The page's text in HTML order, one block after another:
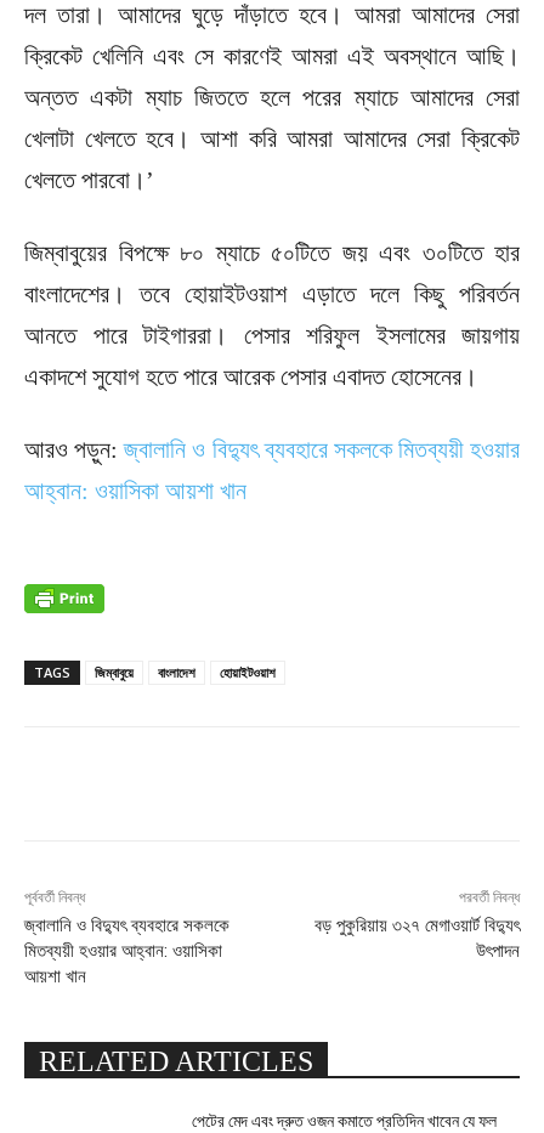
দল তারা। আমাদের ঘুড়ে দাঁড়াতে হবে। আমরা আমাদের সেরা
ক্রিকেট খেলিনি এবং সে কারণেই আমরা এই অবস্থানে আছি।
অন্তত একটা ম্যাচ জিততে হলে পরের ম্যাচে আমাদের সেরা
খেলাটা খেলতে হবে। আশা করি আমরা আমাদের সেরা ক্রিকেট
খেলতে পারবো।’
জিম্বাবুয়ের বিপক্ষে ৮০ ম্যাচে ৫০টিতে জয় এবং ৩০টিতে হার
বাংলাদেশের। তবে হোয়াইটওয়াশ এড়াতে দলে কিছু পরিবর্তন
আনতে পারে টাইগাররা। পেসার শরিফুল ইসলামের জায়গায়
একাদশে সুযোগ হতে পারে আরেক পেসার এবাদত হোসেনের।
আরও পড়ুন:জ্বালানি ও বিদ্যুৎ ব্যবহারে সকলকে মিতব্যয়ী হওয়ার
আহ্বান: ওয়াসিকা আয়শা খান
TAGS জিম্বাবুয়ে বাংলাদেশ হোয়াইটওয়াশ
পূর্ববর্তী নিবন্ধ
জ্বালানি ও বিদ্যুৎ ব্যবহারে সকলকে
মিতব্যয়ী হওয়ার আহ্বান: ওয়াসিকা
আয়শা খান
পরবর্তী নিবন্ধ
বড় পুকুরিয়ায় ৩২৭ মেগাওয়ার্ট বিদ্যুৎ
উৎপাদন
RELATED ARTICLES
পেটের মেদ এবং দ্রুত ওজন কমাতে প্রতিদিন খাবেন যে ফল